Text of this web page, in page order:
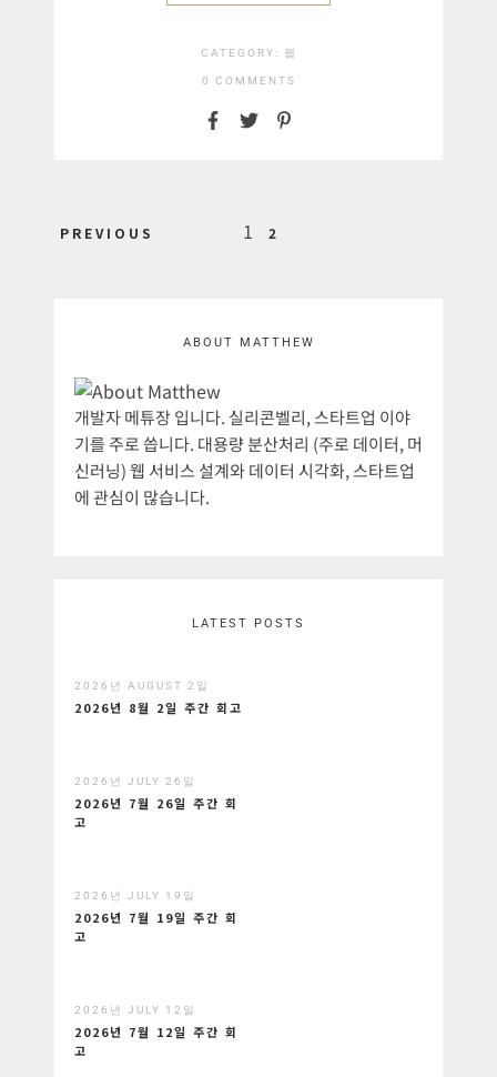
CATEGORY: 웹
0 COMMENTS
PREVIOUS 1 2
ABOUT MATTHEW
개발자 메튜장 입니다. 실리콘벨리, 스타트업 이야
기를 주로 씁니다. 대용량 분산처리 (주로 데이터, 머
신러닝) 웹 서비스 설계와 데이터 시각화, 스타트업
에 관심이 많습니다.
LATEST POSTS
2026년 AUGUST 2일
2026년 8월 2일 주간 회고
2026년 JULY 26일
2026년 7월 26일 주간 회
고
2026년 JULY 19일
2026년 7월 19일 주간 회
고
2026년 JULY 12일
2026년 7월 12일 주간 회
고